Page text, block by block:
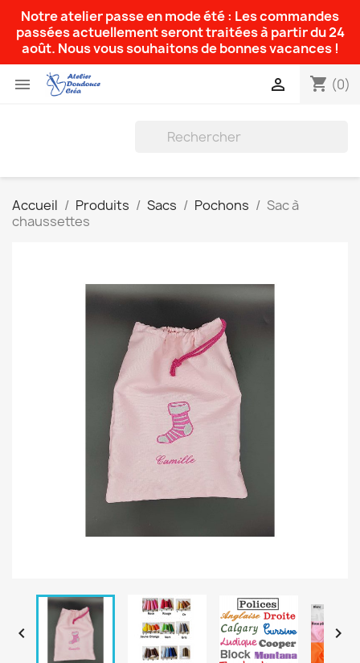
Notre atelier passe en mode été : Les commandes
passées actuellement seront traitées à partir du 24
août. Nous vous souhaitons de bonnes vacances !
 shopping_cart (0)

Accueil Produits Sacs Pochons
Sac à
chaussettes
 